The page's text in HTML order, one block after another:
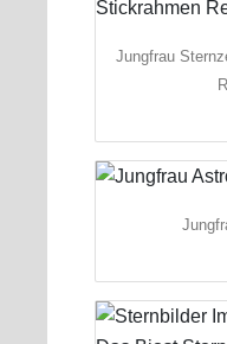
Jungfrau